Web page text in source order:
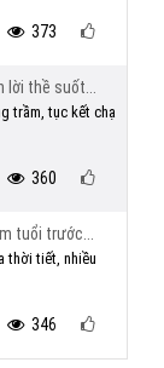
373
thề suốt...
trầm, tục kết chạ
360
tuổi trước...
thời tiết, nhiều
346